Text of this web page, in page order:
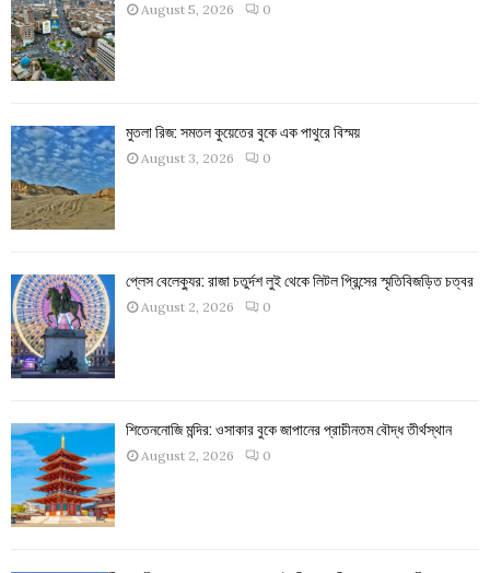
August 5, 2026 0
মুতলা রিজ: সমতল কুয়েতের বুকে এক পাথুরে বিস্ময়
August 3, 2026 0
প্লেস বেলেক্যুর: রাজা চতুর্দশ লুই থেকে লিটল প্রিন্সের স্মৃতিবিজড়িত চত্বর
August 2, 2026 0
শিতেননোজি মন্দির: ওসাকার বুকে জাপানের প্রাচীনতম বৌদ্ধ তীর্থস্থান
August 2, 2026 0